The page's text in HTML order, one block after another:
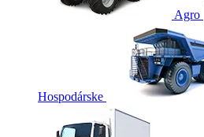
Agro
Hospodárske